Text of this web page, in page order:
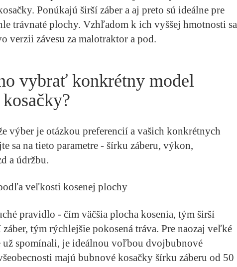
Ponúkajú širší záber a aj preto sú ideálne pre
trávnaté plochy. Vzhľadom k ich vyššej hmotnosti sa
verzii závesu za malotraktor a pod.
vybrať konkrétny model
výber je otázkou preferencií a vašich konkrétnych
sa na tieto parametre - šírku záberu, výkon,
a údržbu.
veľkosti kosenej plochy
pravidlo - čím väčšia plocha kosenia, tým širší
záber, tým rýchlejšie pokosená tráva. Pre naozaj veľké
už spomínali, je ideálnou voľbou dvojbubnové
majú bubnové kosačky šírku záberu od 50